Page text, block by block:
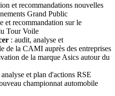
et recommandations nouvelles
Grand Public
et recommandation sur le
Tour Voile
: audit, analyse et
de la CAMI auprès des entreprises
de la marque Asics autour du
et plan d'actions RSE
championnat automobile